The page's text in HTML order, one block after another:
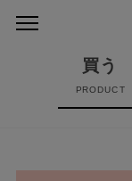
買う
PRODUCT